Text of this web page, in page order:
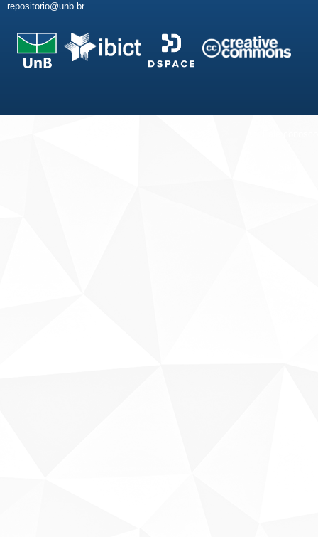
repositorio@unb.br